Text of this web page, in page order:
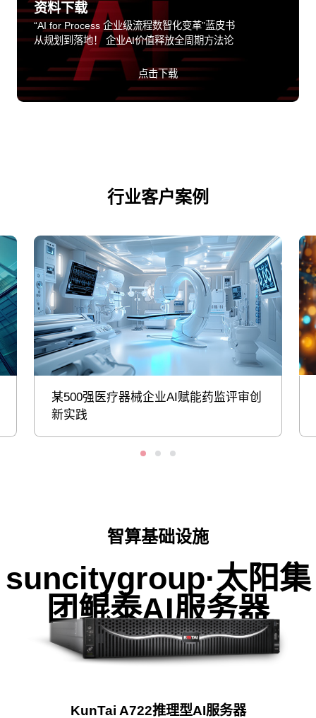
资料下载
“AI for Process 企业级流程数智化变革”蓝皮书
从规划到落地！ 企业AI价值释放全周期方法论
点击下载
行业客户案例
某500强医疗器械企业AI赋能药监评审创
新实践
智算基础设施
suncitygroup·太阳集
团鲲泰AI服务器
KunTai A722推理型AI服务器